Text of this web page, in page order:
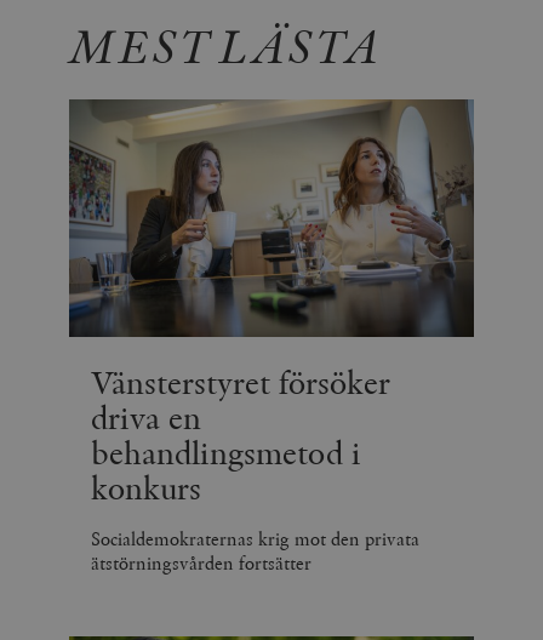
MEST LÄSTA
Vänsterstyret försöker
driva en
behandlingsmetod i
konkurs
Socialdemokraternas krig mot den privata
ätstörningsvården fortsätter